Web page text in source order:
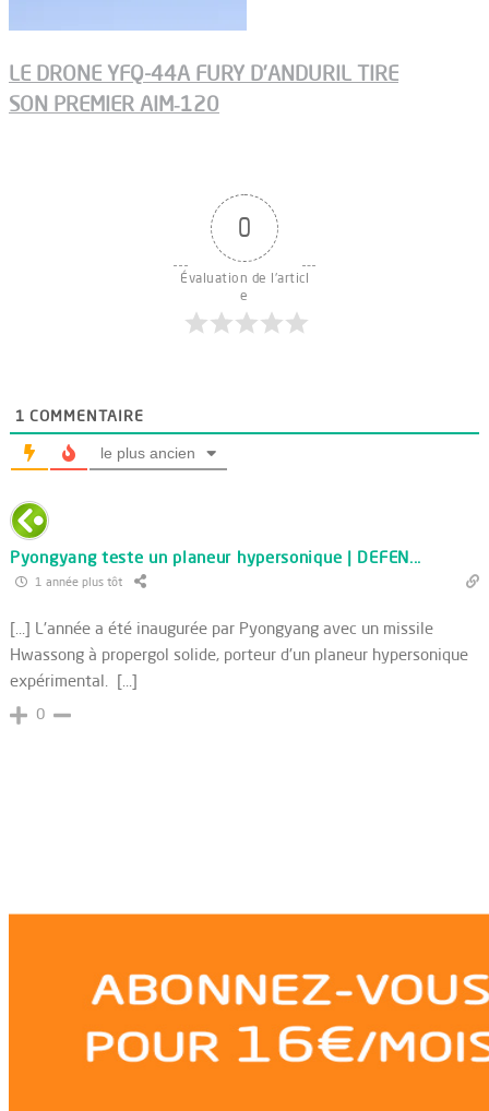
LE DRONE YFQ-44A FURY D’ANDURIL TIRE
SON PREMIER AIM‑120
0
Évaluation de l'articl
e
1 COMMENTAIRE
le plus ancien
Pyongyang teste un planeur hypersonique | DEFEN...
1 année plus tôt
[…] L'année a été inaugurée par Pyongyang avec un missile
Hwassong à propergol solide, porteur d'un planeur hypersonique
expérimental. […]
0